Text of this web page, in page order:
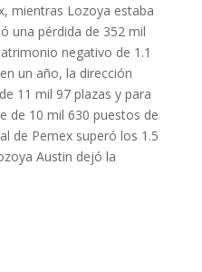
mientras Lozoya estaba
una pérdida de 352 mil
negativo de 1.1
un año, la dirección
11 mil 97 plazas y para
de 10 mil 630 puestos de
de Pemex superó los 1.5
Austin dejó la